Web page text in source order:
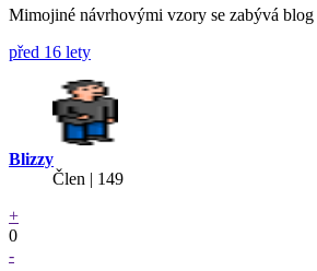
Mimojiné návrhovými vzory se zabývá blog
před 16 lety
Blizzy
Člen | 149
+
0
-